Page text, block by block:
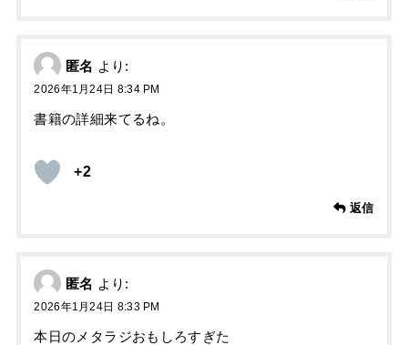
匿名 より:
2026年1月24日 8:34 PM
書籍の詳細来てるね。
+2
返信
匿名 より:
2026年1月24日 8:33 PM
本日のメタラジおもしろすぎた